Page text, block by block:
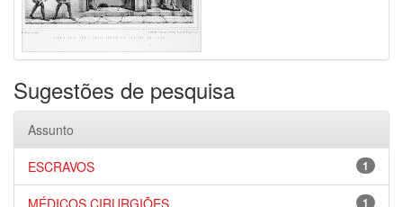
Sugestões de pesquisa
Assunto
1
ESCRAVOS
1
MÉDICOS CIRURGIÕES